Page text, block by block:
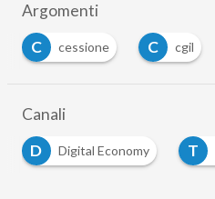
Argomenti
C
cessione C cgil
Canali
D
Digital Economy T